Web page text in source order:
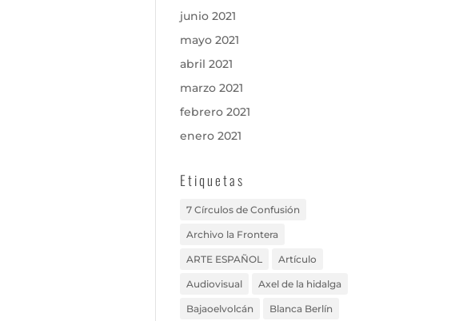
junio 2021
mayo 2021
abril 2021
marzo 2021
febrero 2021
enero 2021
Etiquetas
7 Círculos de Confusión
Archivo la Frontera
ARTE ESPAÑOL Artículo
Audiovisual Axel de la hidalga
Bajaoelvolcán Blanca Berlín